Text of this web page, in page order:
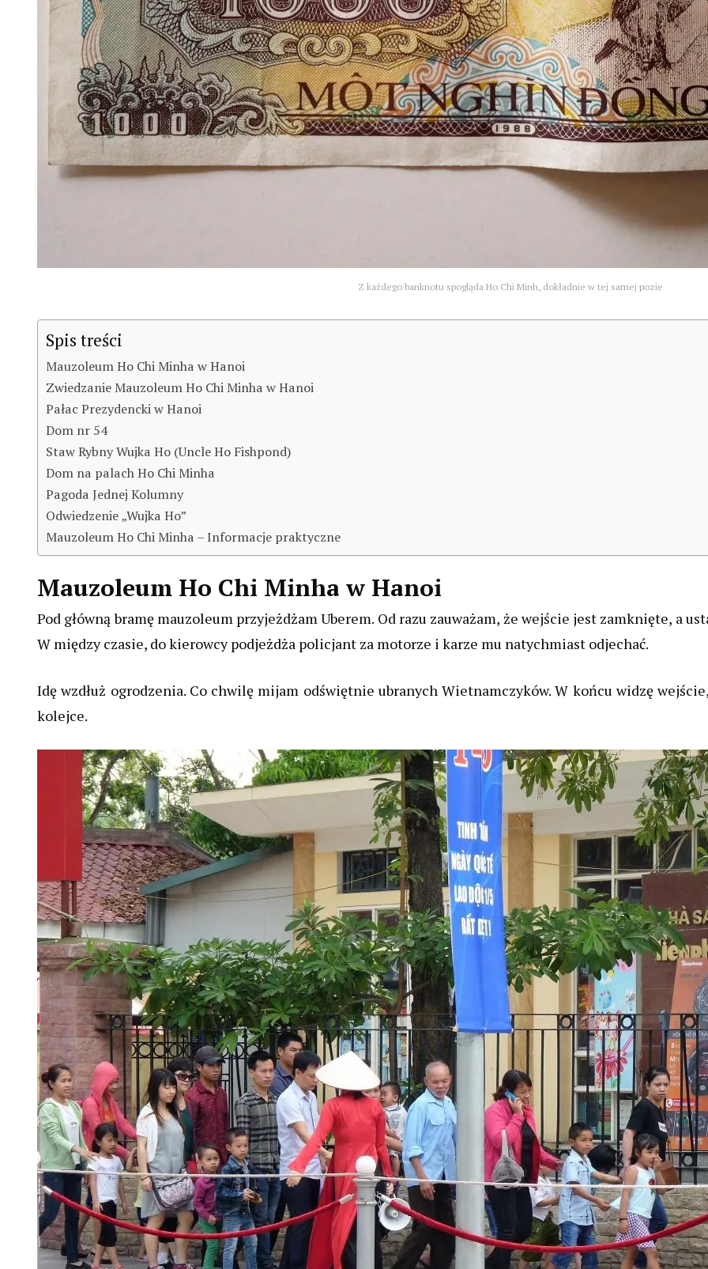
Z każdego banknotu spogląda Ho Chi Minh, dokładnie w tej samej pozie
Spis treści
Mauzoleum Ho Chi Minha w Hanoi
Zwiedzanie Mauzoleum Ho Chi Minha w Hanoi
Pałac Prezydencki w Hanoi
Dom nr 54
Staw Rybny Wujka Ho (Uncle Ho Fishpond)
Dom na palach Ho Chi Minha
Pagoda Jednej Kolumny
Odwiedzenie „Wujka Ho”
Mauzoleum Ho Chi Minha – Informacje praktyczne
Mauzoleum Ho Chi Minha w Hanoi
Pod główną bramę mauzoleum przyjeżdżam Uberem. Od razu zauważam, że wejście jest zamknięte, a
W między czasie, do kierowcy podjeżdża policjant za motorze i karze mu natychmiast odjechać.
Idę wzdłuż ogrodzenia. Co chwilę mijam odświętnie ubranych Wietnamczyków. W końcu widzę
kolejce.